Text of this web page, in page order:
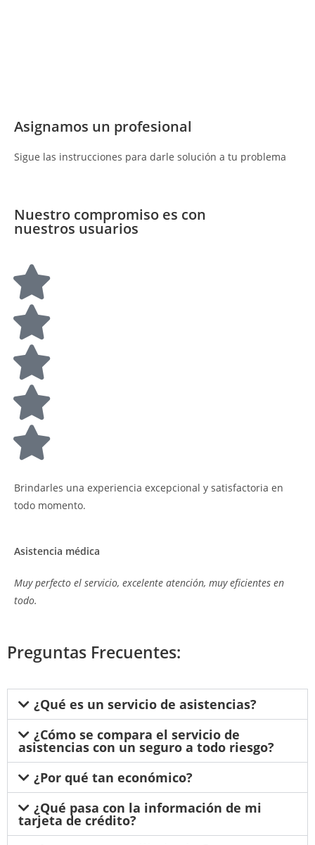
Asignamos un profesional
Sigue las instrucciones para darle solución a tu problema
Nuestro compromiso es con
nuestros usuarios
Brindarles una experiencia excepcional y satisfactoria en
todo momento.
Asistencia médica
Muy perfecto el servicio, excelente atención, muy eficientes en
todo.
Preguntas Frecuentes:
¿Qué es un servicio de asistencias?
¿Cómo se compara el servicio de
asistencias con un seguro a todo riesgo?
¿Por qué tan económico?
¿Qué pasa con la información de mi
tarjeta de crédito?